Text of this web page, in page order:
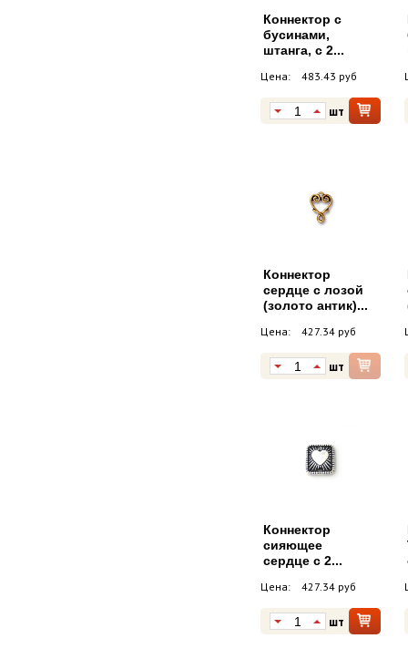
Коннектор с
бусинами,
штанга, с 2...
Цена: 483.43 руб
шт
Коннектор
сердце с лозой
(золото антик)...
Цена: 427.34 руб
шт
Коннектор
сияющее
сердце с 2...
Цена: 427.34 руб
шт